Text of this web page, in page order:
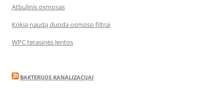
Atbulinis osmosas
Kokią naudą duoda osmoso filtrai
WPC terasinės lentos
BAKTERIJOS KANALIZACIJAI